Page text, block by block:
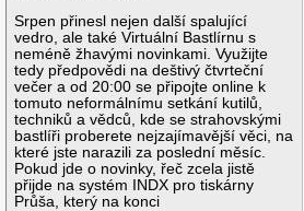
Srpen přinesl nejen další spalující
vedro, ale také Virtuální Bastlírnu s
neméně žhavými novinkami. Využijte
tedy předpovědi na deštivý čtvrteční
večer a od 20:00 se připojte online k
tomuto neformálnímu setkání kutilů,
techniků a vědců, kde se strahovskými
bastlíři proberete nejzajímavější věci, na
které jste narazili za poslední měsíc.
Pokud jde o novinky, řeč zcela jistě
přijde na systém INDX pro tiskárny
Průša, který na konci